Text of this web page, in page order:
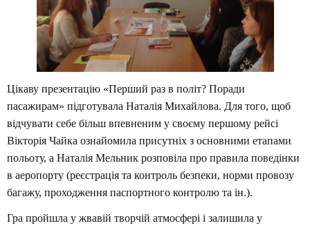
Цікаву презентацію «Перший раз в політ? Поради
пасажирам» підготувала Наталія Михайлова. Для того, щоб
відчувати себе більш впевненим у своєму першому рейсі
Вікторія Чайка ознайомила присутніх з основними етапами
польоту, а Наталія Мельник розповіла про правила поведінки
в аеропорту (реєстрація та контроль безпеки, норми провозу
багажу, проходження паспортного контролю та ін.).
Гра пройшла у жвавій творчій атмосфері і залишила у